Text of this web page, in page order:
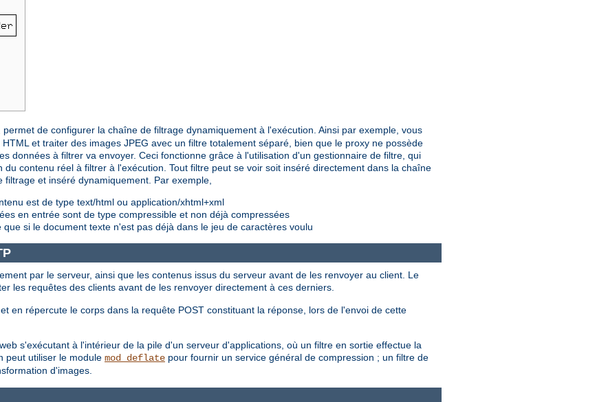
de configurer la chaîne de filtrage dynamiquement à l'exécution. Ainsi par exemple, vous
et traiter des images JPEG avec un filtre totalement séparé, bien que le proxy ne possède
données à filtrer va envoyer. Ceci fonctionne grâce à l'utilisation d'un gestionnaire de filtre, qui
contenu réel à filtrer à l'exécution. Tout filtre peut se voir soit inséré directement dans la chaîne
et inséré dynamiquement. Par exemple,
est de type text/html ou application/xhtml+xml
en entrée sont de type compressible et non déjà compressées
si le document texte n'est pas déjà dans le jeu de caractères voulu
par le serveur, ainsi que les contenus issus du serveur avant de les renvoyer au client. Le
les requêtes des clients avant de les renvoyer directement à ces derniers.
en répercute le corps dans la requête POST constituant la réponse, lors de l'envoi de cette
s'exécutant à l'intérieur de la pile d'un serveur d'applications, où un filtre en sortie effectue la
peut utiliser le module mod_deflate pour fournir un service général de compression ; un filtre de
d'images.